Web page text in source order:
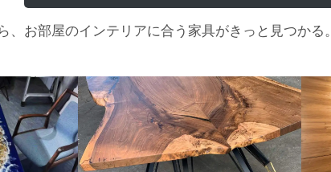
、お部屋のインテリアに合う家具がきっと見つかる。